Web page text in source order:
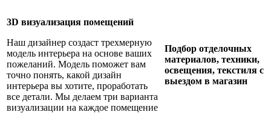
3D визуализация помещений
Наш дизайнер создаст трехмерную
модель интерьера на основе ваших
пожеланий. Модель поможет вам
точно понять, какой дизайн
интерьера вы хотите, проработать
все детали. Мы делаем три варианта
визуализации на каждое помещение
Подбор отделочных
материалов, техники,
освещения, текстиля с
выездом в магазин